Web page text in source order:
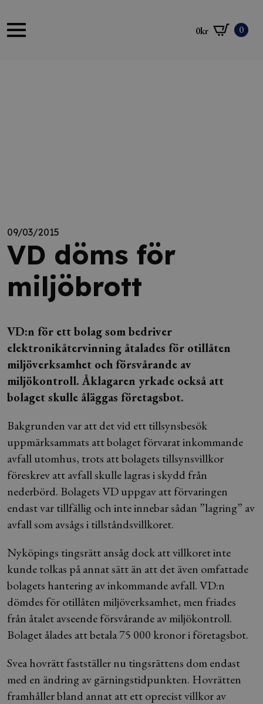
0kr 0
09/03/2015
VD döms för
miljöbrott
VD:n för ett bolag som bedriver
elektronikåtervinning åtalades för otillåten
miljöverksamhet och försvårande av
miljökontroll. Åklagaren yrkade också att
bolaget skulle åläggas företagsbot.
Bakgrunden var att det vid ett tillsynsbesök
uppmärksammats att bolaget förvarat inkommande
avfall utomhus, trots att bolagets tillsynsvillkor
föreskrev att avfall skulle lagras i skydd från
nederbörd. Bolagets VD uppgav att förvaringen
endast var tillfällig och inte innebar sådan ”lagring” av
avfall som avsågs i tillståndsvillkoret.
Nyköpings tingsrätt ansåg dock att villkoret inte
kunde tolkas på annat sätt än att det även omfattade
bolagets hantering av inkommande avfall. VD:n
dömdes för otillåten miljöverksamhet, men friades
från åtalet avseende försvårande av miljökontroll.
Bolaget ålades att betala 75 000 kronor i företagsbot.
Svea hovrätt fastställer nu tingsrättens dom endast
med en ändring av gärningstidpunkten. Hovrätten
framhåller bland annat att ett oprecist villkor av